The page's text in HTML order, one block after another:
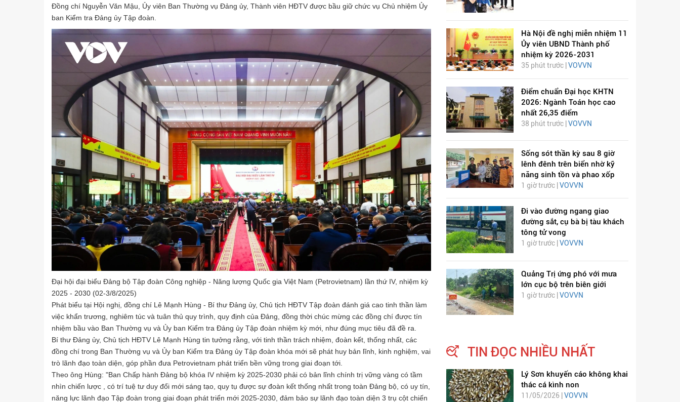
Đồng chí Nguyễn Văn Mậu, Ủy viên Ban Thường vụ Đảng ủy, Thành viên HĐTV được bầu giữ chức vụ Chủ nhiệm Ủy
ban Kiểm tra Đảng ủy Tập đoàn.
Đại hội đại biểu Đảng bộ Tập đoàn Công nghiệp - Năng lượng Quốc gia Việt Nam (Petrovietnam) lần thứ IV, nhiệm kỳ
2025 - 2030 (02-3/8/2025)
Phát biểu tại Hội nghị, đồng chí Lê Mạnh Hùng - Bí thư Đảng ủy, Chủ tịch HĐTV Tập đoàn đánh giá cao tinh thần làm
việc khẩn trương, nghiêm túc và tuân thủ quy trình, quy định của Đảng, đồng thời chúc mừng các đồng chí được tín
nhiệm bầu vào Ban Thường vụ và Ủy ban Kiểm tra Đảng ủy Tập đoàn nhiệm kỳ mới, như đúng mục tiêu đã đề ra.
Bí thư Đảng ủy, Chủ tịch HĐTV Lê Mạnh Hùng tin tưởng rằng, với tinh thần trách nhiệm, đoàn kết, thống nhất, các
đồng chí trong Ban Thường vụ và Ủy ban Kiểm tra Đảng ủy Tập đoàn khóa mới sẽ phát huy bản lĩnh, kinh nghiệm, vai
trò lãnh đạo toàn diện, góp phần đưa Petrovietnam phát triển bền vững trong giai đoạn tới.
Theo ông Hùng: "Ban Chấp hành Đảng bộ khóa IV nhiệm kỳ 2025-2030 phải có bản lĩnh chính trị vững vàng có tầm
nhìn chiến lược , có trí tuệ tư duy đổi mới sáng tạo, quy tụ được sự đoàn kết thống nhất trong toàn Đảng bộ, có uy tín,
năng lực lãnh đạo Tập đoàn trong giai đoạn phát triển mới 2025-2030, đảm bảo sự lãnh đạo toàn diện 3 trụ cột chiến
Hà Nội đề nghị miễn nhiệm 11
Ủy viên UBND Thành phố
nhiệm kỳ 2026-2031
35 phút trước | VOVVN
Điểm chuẩn Đại học KHTN
2026: Ngành Toán học cao
nhất 26,35 điểm
38 phút trước | VOVVN
Sống sót thần kỳ sau 8 giờ
lênh đênh trên biển nhờ kỹ
năng sinh tồn và phao xốp
1 giờ trước | VOVVN
Đi vào đường ngang giao
đường sắt, cụ bà bị tàu khách
tông tử vong
1 giờ trước | VOVVN
Quảng Trị ứng phó với mưa
lớn cục bộ trên biên giới
1 giờ trước | VOVVN
TIN ĐỌC NHIỀU NHẤT
Lý Sơn khuyến cáo không khai
thác cá kình non
11/05/2026 |VOVVN